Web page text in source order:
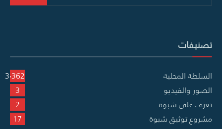
تصنيفات
السلطة المحلية
3٬362
الصور والفيديو
3
تعرف على شبوة
2
مشروع توثيق شبوة
17